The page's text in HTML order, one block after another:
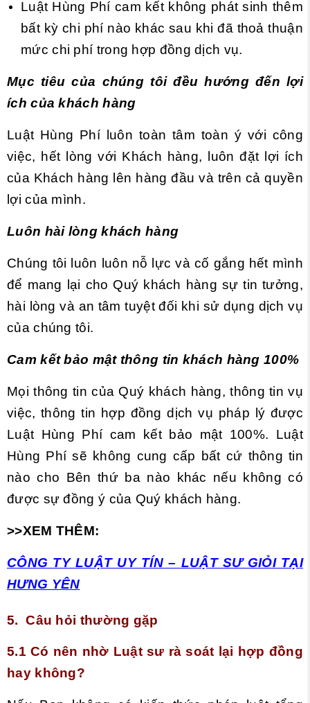
Luật Hùng Phí cam kết không phát sinh thêm
bất kỳ chi phí nào khác sau khi đã thoả thuận
mức chi phí trong hợp đồng dịch vụ.
Mục tiêu của chúng tôi đều hướng đến lợi
ích của khách hàng
Luật Hùng Phí luôn toàn tâm toàn ý với công
việc, hết lòng với Khách hàng, luôn đặt lợi ích
của Khách hàng lên hàng đầu và trên cả quyền
lợi của mình.
Luôn hài lòng khách hàng
Chúng tôi luôn luôn nỗ lực và cố gắng hết mình
để mang lại cho Quý khách hàng sự tin tưởng,
hài lòng và an tâm tuyệt đối khi sử dụng dịch vụ
của chúng tôi.
Cam kết bảo mật thông tin khách hàng 100%
Mọi thông tin của Quý khách hàng, thông tin vụ
việc, thông tin hợp đồng dịch vụ pháp lý được
Luật Hùng Phí cam kết bảo mật 100%. Luật
Hùng Phí sẽ không cung cấp bất cứ thông tin
nào cho Bên thứ ba nào khác nếu không có
được sự đồng ý của Quý khách hàng.
>>XEM THÊM:
CÔNG TY LUẬT UY TÍN – LUẬT SƯ GIỎI TẠI
HƯNG YÊN
5. Câu hỏi thường gặp
5.1 Có nên nhờ Luật sư rà soát lại hợp đồng
hay không?